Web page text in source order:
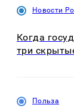
Новости
Когда
три
Польза